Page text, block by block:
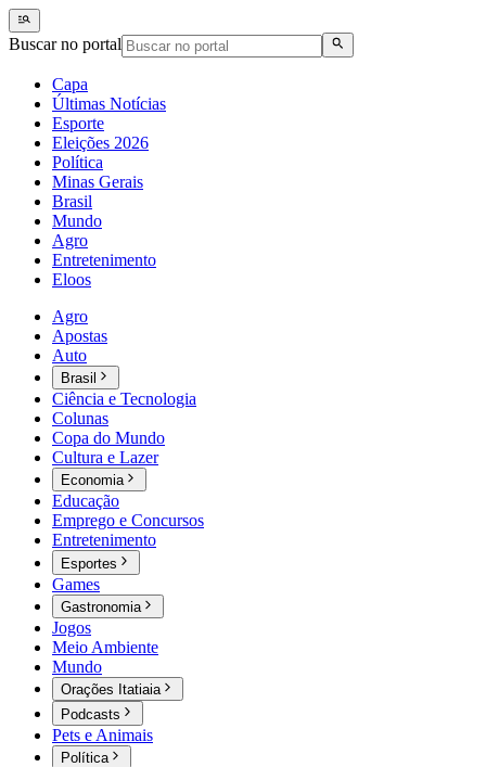
Buscar no portal
Capa
Últimas Notícias
Esporte
Eleições 2026
Política
Minas Gerais
Brasil
Mundo
Agro
Entretenimento
Eloos
Agro
Apostas
Auto
Brasil
Ciência e Tecnologia
Colunas
Copa do Mundo
Cultura e Lazer
Economia
Educação
Emprego e Concursos
Entretenimento
Esportes
Games
Gastronomia
Jogos
Meio Ambiente
Mundo
Orações Itatiaia
Podcasts
Pets e Animais
Política